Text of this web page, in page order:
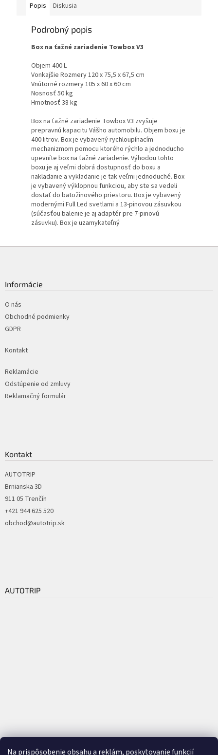
Na prispôsobenie obsahu a reklám, poskytovanie funkcií
Popis Diskusia
Podrobný popis
Box na ťažné zariadenie Towbox V3
Objem 400 L
Vonkajšie Rozmery 120 x 75,5 x 67,5 cm
Vnútorné rozmery 105 x 60 x 60 cm
Nosnosť 50 kg
Hmotnosť 38 kg
Box na ťažné zariadenie Towbox V3 zvyšuje
prepravnú kapacitu Vášho automobilu. Objem boxu je
400 litrov. Box je vybavený rychloupínacím
mechanizmom pomocu ktorého rýchlo a jednoducho
upevníte box na ťažné zariadenie. Výhodou tohto
boxu je aj veľmi dobrá dostupnosť do boxu a
nakladanie a vykladanie je tak veľmi jednoduché. Box
je vybavený výklopnou funkciou, aby ste sa vedeli
dostať do batožinového priestoru. Box je vybavený
modernými Full Led svetlami a 13-pinovou zásuvkou
(súčasťou balenie je aj adaptér pre 7-pinovú
zásuvku). Box je uzamykateľný
Informácie
O nás
Obchodné podmienky
GDPR
Kontakt
Reklamácie
Odstúpenie od zmluvy
Reklamačný formulár
Kontakt
AUTOTRIP
Brnianska 3D
911 05 Trenčín
+421 944 625 520
obchod@autotrip.sk
AUTOTRIP